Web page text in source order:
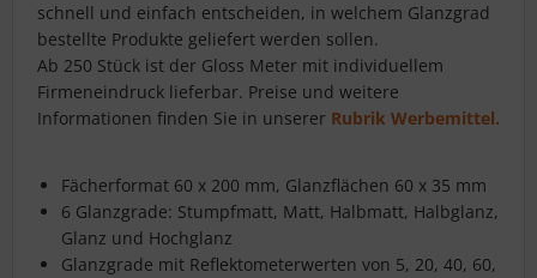
schnell und einfach entscheiden, in welchem Glanzgrad
bestellte Produkte geliefert werden sollen.
Ab 250 Stück ist der Gloss Meter mit individuellem
Firmeneindruck lieferbar. Preise und weitere
Informationen finden Sie in unserer Rubrik Werbemittel.
Fächerformat 60 x 200 mm, Glanzflächen 60 x 35 mm
6 Glanzgrade: Stumpfmatt, Matt, Halbmatt, Halbglanz,
Glanz und Hochglanz
Glanzgrade mit Reflektometerwerten von 5, 20, 40, 60,